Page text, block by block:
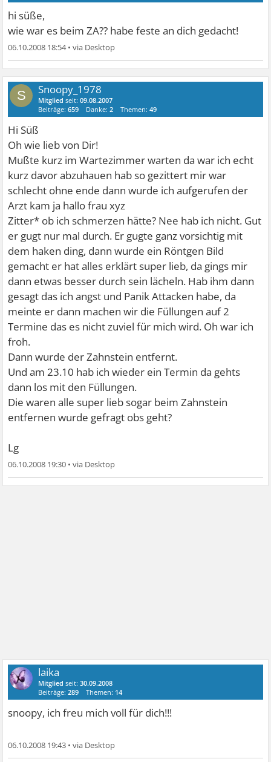
hi süße,
wie war es beim ZA?? habe feste an dich gedacht!
06.10.2008 18:54•
S Snoopy_1978
Mitglied seit:09.08.2007
Beiträge:659 Danke:2 Themen:49
Hi Süß
Oh wie lieb von Dir!
Mußte kurz im Wartezimmer warten da war ich echt
kurz davor abzuhauen hab so gezittert mir war
schlecht ohne ende dann wurde ich aufgerufen der
Arzt kam ja hallo frau xyz
Zitter* ob ich schmerzen hätte? Nee hab ich nicht. Gut
er gugt nur mal durch. Er gugte ganz vorsichtig mit
dem haken ding, dann wurde ein Röntgen Bild
gemacht er hat alles erklärt super lieb, da gings mir
dann etwas besser durch sein lächeln. Hab ihm dann
gesagt das ich angst und Panik Attacken habe, da
meinte er dann machen wir die Füllungen auf 2
Termine das es nicht zuviel für mich wird. Oh war ich
froh.
Dann wurde der Zahnstein entfernt.
Und am 23.10 hab ich wieder ein Termin da gehts
dann los mit den Füllungen.
Die waren alle super lieb sogar beim Zahnstein
entfernen wurde gefragt obs geht?
Lg
06.10.2008 19:30 •
laika
Mitglied seit:30.09.2008
Beiträge:289 Themen: 14
snoopy, ich freu mich voll für dich!!!
06.10.2008 19:43 •